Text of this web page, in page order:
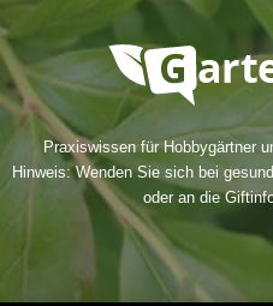
Praxiswissen für Hobbygärtner
Hinweis: Wenden Sie sich bei
oder an die